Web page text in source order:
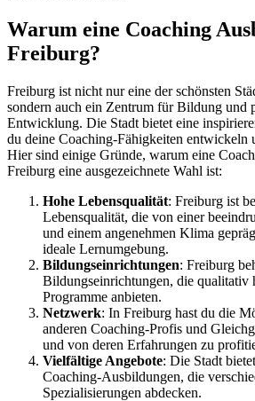
Warum eine Coaching
Freiburg?
Freiburg ist nicht nur eine der schönsten
sondern auch ein Zentrum für Bildung und
Entwicklung. Die Stadt bietet eine
du deine Coaching-Fähigkeiten entwickeln
Hier sind einige Gründe, warum eine
Freiburg eine ausgezeichnete Wahl ist:
Hohe Lebensqualität: Freiburg ist
Lebensqualität, die von einer
und einem angenehmen Klima
ideale Lernumgebung.
Bildungseinrichtungen: Freiburg
Bildungseinrichtungen, die qualitativ
Programme anbieten.
Netzwerk: In Freiburg hast du die
anderen Coaching-Profis und
und von deren Erfahrungen zu
Vielfältige Angebote: Die Stadt
Coaching-Ausbildungen, die
Spezialisierungen abdecken.